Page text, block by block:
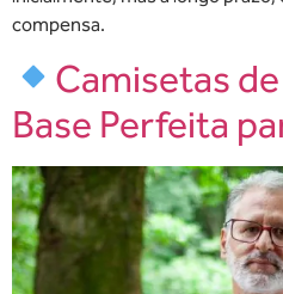
compensa.
Camisetas
Base Perfeita